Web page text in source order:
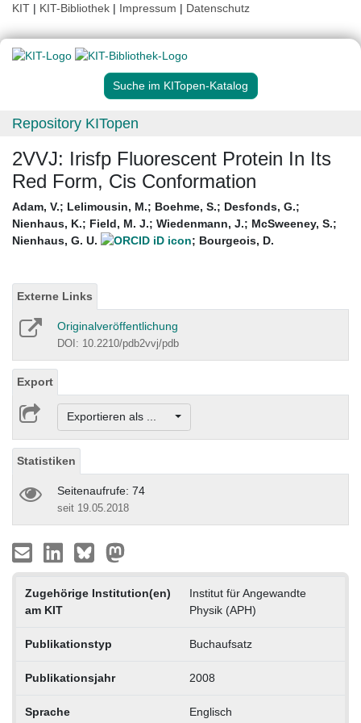
KIT | KIT-Bibliothek | Impressum | Datenschutz
Suche im KITopen-Katalog
Repository KITopen
2VVJ: Irisfp Fluorescent Protein In Its
Red Form, Cis Conformation
Adam, V.; Lelimousin, M.; Boehme, S.; Desfonds, G.;
Nienhaus, K.; Field, M. J.; Wiedenmann, J.; McSweeney, S.;
Nienhaus, G. U.
; Bourgeois, D.
Externe Links
Originalveröffentlichung
DOI: 10.2210/pdb2vvj/pdb
Export
Exportieren als ...
Statistiken
Seitenaufrufe: 74
seit 19.05.2018
Zugehörige Institution(en)
am KIT
Institut für Angewandte
Physik (APH)
Publikationstyp Buchaufsatz
Publikationsjahr 2008
Sprache Englisch